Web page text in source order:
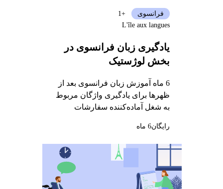
یادگیری زبان فرانسوی در
بخش لوژستیک
6 ماه آموزش زبان فرانسوی بعد از
ظهرها برای یادگیری واژگان مربوط
به شغل آماده‌کننده سفارشات
فرانسوی
+1
L'île aux langues
رایگان6 ماه